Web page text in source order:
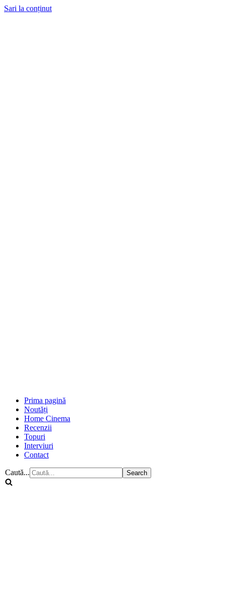
Sari la conținut
Prima pagină
Noutăți
Home Cinema
Recenzii
Topuri
Interviuri
Contact
Caută...